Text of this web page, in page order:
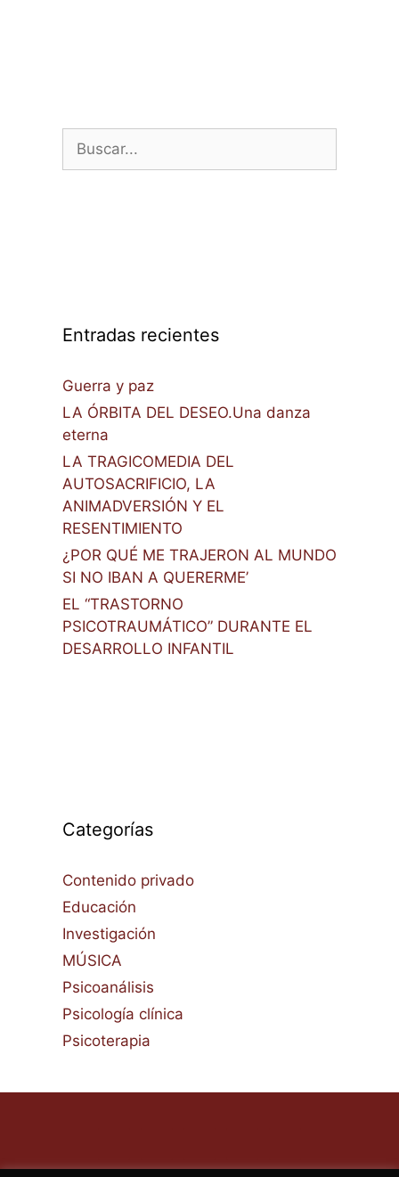
Entradas recientes
Guerra y paz
LA ÓRBITA DEL DESEO.Una danza
eterna
LA TRAGICOMEDIA DEL
AUTOSACRIFICIO, LA
ANIMADVERSIÓN Y EL
RESENTIMIENTO
¿POR QUÉ ME TRAJERON AL MUNDO
SI NO IBAN A QUERERME’
EL “TRASTORNO
PSICOTRAUMÁTICO” DURANTE EL
DESARROLLO INFANTIL
Categorías
Contenido privado
Educación
Investigación
MÚSICA
Psicoanálisis
Psicología clínica
Psicoterapia